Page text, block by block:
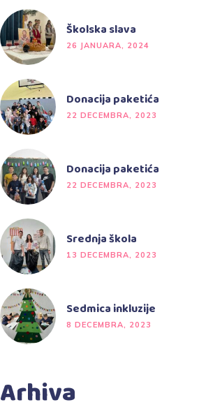
Školska slava
26 JANUARA, 2024
Donacija paketića
22 DECEMBRA, 2023
Donacija paketića
22 DECEMBRA, 2023
Srednja škola
13 DECEMBRA, 2023
Sedmica inkluzije
8 DECEMBRA, 2023
Arhiva